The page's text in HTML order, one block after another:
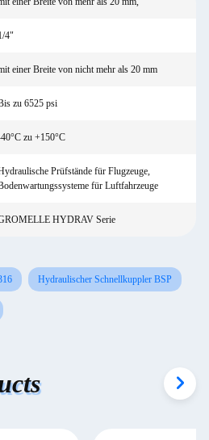
4"
einer Breite von nicht mehr als 20 mm
zu 6525 psi
zu +150°C
Prüfstände für Flugzeuge,
für Luftfahrzeuge
HYDRAV Serie
Hydraulischer Schnellkuppler BSP